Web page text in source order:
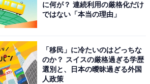
ーフサイズ）の蒸し煮 白スパイスソ
イズのオマール海老を蒸し煮にし、
いて旨味が凝縮されています。かか
に何が？ 連続利用の厳格化だけ
ではない「本当の理由」
「移民」に冷たいのはどっちな
のか？ スイスの厳格過ぎる学歴
選別と、日本の曖昧過ぎる外国
人政策